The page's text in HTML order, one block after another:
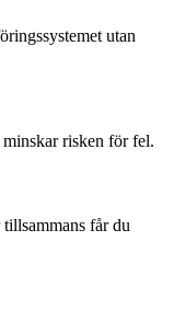
utan
risken för fel.
får du